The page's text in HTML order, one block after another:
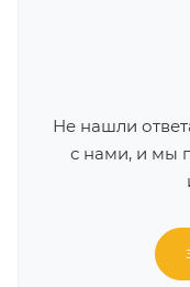
Не нашли
с нами, и мы